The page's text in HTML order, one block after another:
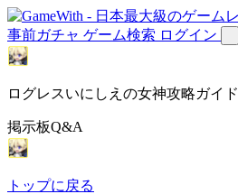
事前ガチャ ゲーム検索 ログイン
ログレスいにしえの女神攻略ガイド
掲示板Q&A
トップに戻る